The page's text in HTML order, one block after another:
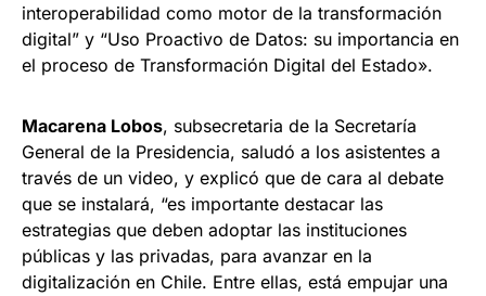
interoperabilidad como motor de la transformación
digital” y “Uso Proactivo de Datos: su importancia en
el proceso de Transformación Digital del Estado».
Macarena Lobos, subsecretaria de la Secretaría
General de la Presidencia, saludó a los asistentes a
través de un video, y explicó que de cara al debate
que se instalará, “es importante destacar las
estrategias que deben adoptar las instituciones
públicas y las privadas, para avanzar en la
digitalización en Chile. Entre ellas, está empujar una